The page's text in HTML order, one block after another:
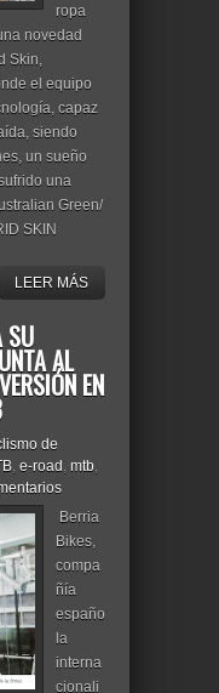
ropa
novedad
Skin,
el equipo
capaz
siendo
un sueño
una
Green/
SKIN
LEER MÁS
SU
AL
EN
de
, e-road , mtb,
Berria
Bikes,
compa
ñía
españo
la
interna
cionali